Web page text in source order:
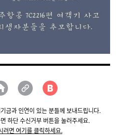
금과 인연이 있는 분들께 보내드립니다.
하단 수신거부 버튼을 눌러주세요.
려면 여기를 클릭하세요.